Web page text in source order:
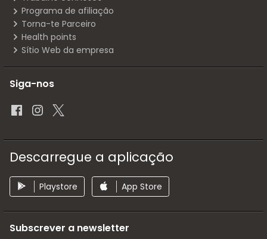
Programa de afiliação
Torna-te Parceiro
Health points
Sítio Web da empresa
Siga-nos
Descarregue a aplicação
Playstore App Store
Subscrever a newsletter